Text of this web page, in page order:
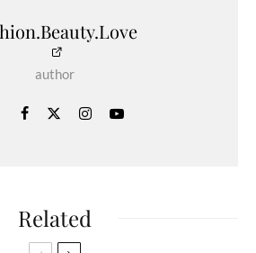
author
Related